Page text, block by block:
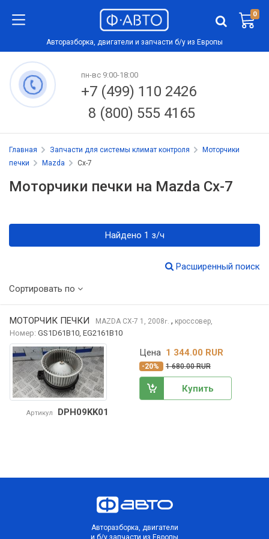
0
Авторазборка, двигатели и запчасти б/у из Европы
пн-вс 9:00-18:00
+7 (499) 110 2426
8 (800) 555 4165
Главная Запчасти для системы климат контроля
Моторчики
печки
Mazda Cx-7
Моторчики печки на Mazda Cx-7
Найдено 1 з/ч
Расширенный поиск
Сортировать по
МОТОРЧИК ПЕЧКИ MAZDA CX-7 1, 2008г. , кроссовер,
Номер: GS1D61B10, EG2161B10
Артикул DPH09KK01
Цена 1 344.00 RUR
-20% 1 680.00 RUR
Купить
Авторазборка, двигатели
и б/у запчасти из Европы